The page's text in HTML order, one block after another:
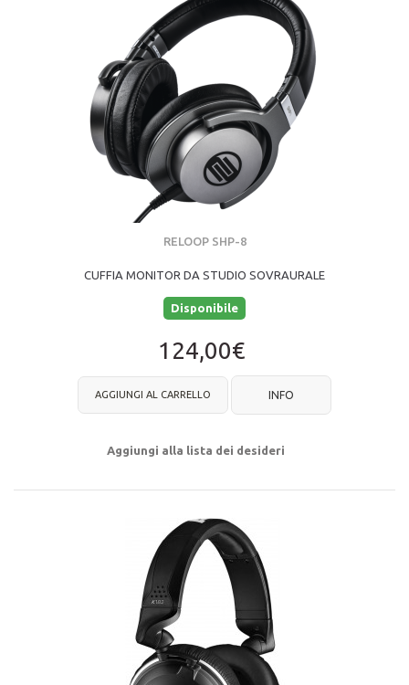
RELOOP SHP-8
CUFFIA MONITOR DA STUDIO SOVRAURALE
Disponibile
124,00€
AGGIUNGI AL CARRELLO INFO
Aggiungi alla lista dei desideri